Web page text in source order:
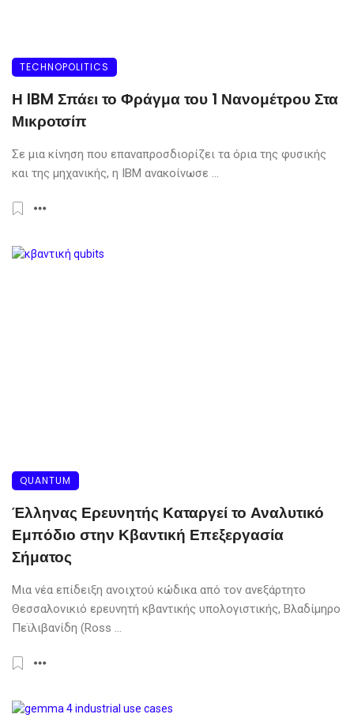
TECHNOPOLITICS
Η IBM Σπάει το Φράγμα του 1 Νανομέτρου Στα
Μικροτσίπ
Σε μια κίνηση που επαναπροσδιορίζει τα όρια της φυσικής
και της μηχανικής, η IBM ανακοίνωσε ...
QUANTUM
Έλληνας Ερευνητής Καταργεί το Αναλυτικό
Εμπόδιο στην Κβαντική Επεξεργασία
Σήματος
Μια νέα επίδειξη ανοιχτού κώδικα από τον ανεξάρτητο
Θεσσαλονικιό ερευνητή κβαντικής υπολογιστικής, Βλαδίμηρο
Πεϊλιβανίδη (Ross ...